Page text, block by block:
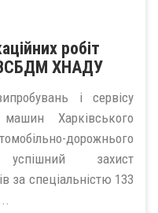
робіт
ХНАДУ
і сервісу
Харківського
дорожнього
успішний захист
за спеціальністю 133